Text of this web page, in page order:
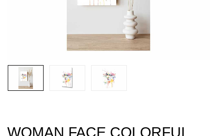
WOMAN FACE COLORFUL